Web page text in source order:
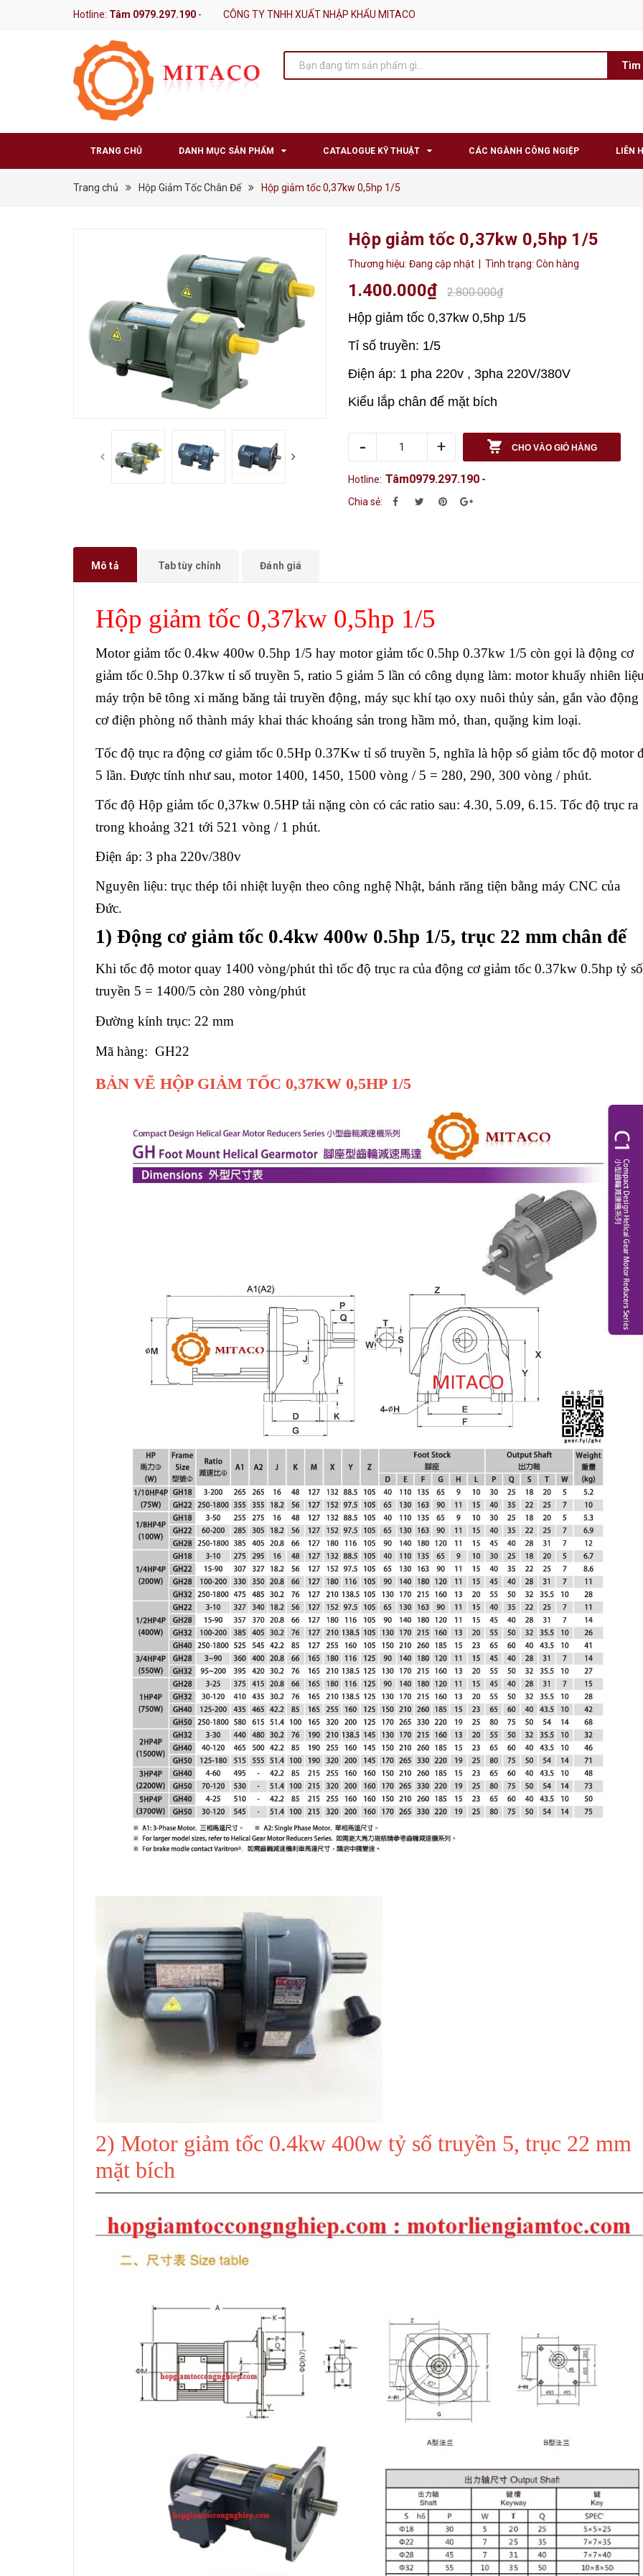
Hotline: Tâm 0979.297.190 - CÔNG TY TNHH XUẤT NHẬP KHẨU MITACO
Tìm
TRANG CHỦ DANH MỤC SẢN PHẨM CATALOGUE KỸ THUẬT CÁC NGÀNH CÔNG NGIỆP LIÊN
Trang chủ Hộp Giảm Tốc Chân Đế Hộp giảm tốc 0,37kw 0,5hp 1/5
Hộp giảm tốc 0,37kw 0,5hp 1/5
Thương hiệu:Đang cập nhật | Tình trạng:Còn hàng
1.400.000₫ 2.800.000₫
Hộp giảm tốc 0,37kw 0,5hp 1/5
Tỉ số truyền: 1/5
Điện áp: 1 pha 220v , 3pha 220V/380V
Kiểu lắp chân đế mặt bích
- + CHO VÀO GIỎ HÀNG
Hotline: Tâm0979.297.190 -
Chia sẻ:
Mô tả Tab tùy chỉnh Đánh giá
Hộp giảm tốc 0,37kw 0,5hp 1/5
Motor giảm tốc 0.4kw 400w 0.5hp 1/5 hay motor giảm tốc 0.5hp 0.37kw 1/5 còn gọi là động cơ
giảm tốc 0.5hp 0.37kw tỉ số truyền 5, ratio 5 giảm 5 lần có công dụng làm: motor khuấy nhiên
máy trộn bê tông xi măng băng tải truyền động, máy sục khí tạo oxy nuôi thủy sản, gắn vào động
cơ điện phòng nổ thành máy khai thác khoáng sản trong hầm mỏ, than, quặng kim loại.
Tốc độ trục ra động cơ giảm tốc 0.5Hp 0.37Kw tỉ số truyền 5, nghĩa là hộp số giảm tốc độ motor
5 lần. Được tính như sau, motor 1400, 1450, 1500 vòng / 5 = 280, 290, 300 vòng / phút.
Tốc độ Hộp giảm tốc 0,37kw 0.5HP tải nặng còn có các ratio sau: 4.30, 5.09, 6.15. Tốc độ trục ra
trong khoảng 321 tới 521 vòng / 1 phút.
Điện áp: 3 pha 220v/380v
Nguyên liệu: trục thép tôi nhiệt luyện theo công nghệ Nhật, bánh răng tiện bằng máy CNC của
Đức.
1) Động cơ giảm tốc 0.4kw 400w 0.5hp 1/5, trục 22 mm chân đế
Khi tốc độ motor quay 1400 vòng/phút thì tốc độ trục ra của động cơ giảm tốc 0.37kw 0.5hp tỷ số
truyền 5 = 1400/5 còn 280 vòng/phút
Đường kính trục: 22 mm
Mã hàng: GH22
BẢN VẼ HỘP GIẢM TỐC 0,37KW 0,5HP 1/5
2) Motor giảm tốc 0.4kw 400w tỷ số truyền 5, trục 22 mm
mặt bích